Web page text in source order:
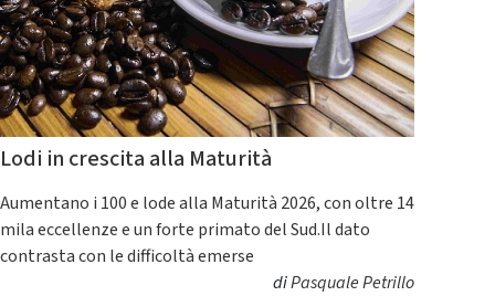
Lodi in crescita alla Maturità
Aumentano i 100 e lode alla Maturità 2026, con oltre 14
mila eccellenze e un forte primato del Sud.Il dato
contrasta con le difficoltà emerse
diPasquale Petrillo